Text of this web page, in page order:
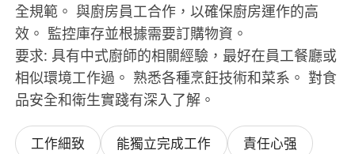
全規範。 與廚房員工合作，以確保廚房運作的高
效。 監控庫存並根據需要訂購物資。
要求: 具有中式廚師的相關經驗，最好在員工餐廳或
相似環境工作過。 熟悉各種烹飪技術和菜系。 對食
品安全和衛生實踐有深入了解。
工作細致 能獨立完成工作
責任心强